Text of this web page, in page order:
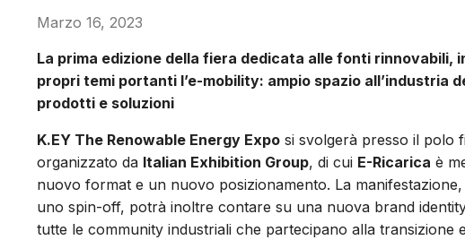
Marzo 16, 2023
La prima edizione della fiera dedicata alle fonti rinnovabili,
propri temi portanti l’e-mobility: ampio spazio all’industria
prodotti e soluzioni
K.EY The Renowable Energy Expo si svolgerà presso il polo
organizzato da Italian Exhibition Group, di cui E-Ricarica è
nuovo format e un nuovo posizionamento. La
uno spin-off, potrà inoltre contare su una nuova brand
tutte le community industriali che partecipano alla transizione